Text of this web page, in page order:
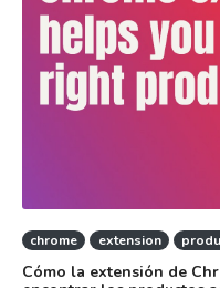
chrome extension
Cómo la extensión de